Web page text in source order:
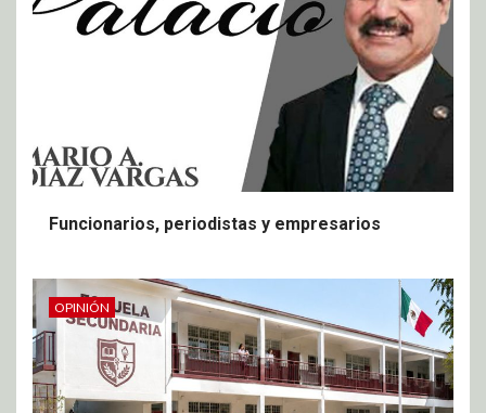
Funcionarios, periodistas y empresarios
OPINIÓN